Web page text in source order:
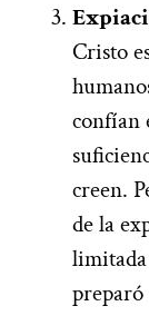
Cristo
confían
creen.
de la
limitada
preparó